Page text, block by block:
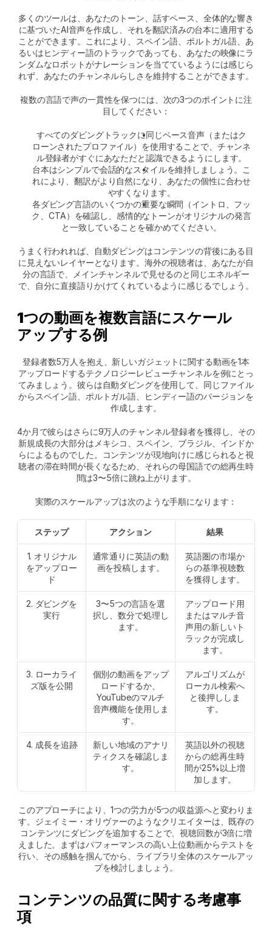
多くのツールは、あなたのトーン、話すペース、全体的な響き
に基づいたAI音声を作成し、それを翻訳済みの台本に適用する
ことができます。これにより、スペイン語、ポルトガル語、あ
るいはヒンディー語のトラックであっても、あなたの映像にラ
ンダムなロボットがナレーションを当てているようには感じら
れず、あなたのチャンネルらしさを維持することができます。
複数の言語で声の一貫性を保つには、次の3つのポイントに注
目してください：
すべてのダビングトラックに同じベース音声（またはク
ローンされたプロファイル）を使用することで、チャンネ
ル登録者がすぐにあなただと認識できるようにします。
台本はシンプルで会話的なスタイルを維持しましょう。こ
れにより、翻訳がより自然になり、あなたの個性に合わせ
やすくなります。
各ダビング言語のいくつかの重要な瞬間（イントロ、フッ
ク、CTA）を確認し、感情的なトーンがオリジナルの発言
と一致していることを確かめてください。
うまく行われれば、自動ダビングはコンテンツの背後にある目
に見えないレイヤーとなります。海外の視聴者は、あなたが自
分の言語で、メインチャンネルで見せるのと同じエネルギー
で、自分に直接語りかけてくれているように感じるでしょう。
1つの動画を複数言語にスケール
アップする例
登録者数5万人を抱え、新しいガジェットに関する動画を1本
アップロードするテクノロジーレビューチャンネルを例にとっ
てみましょう。彼らは自動ダビングを使用して、同じファイル
からスペイン語、ポルトガル語、ヒンディー語のバージョンを
作成します。
4か月で彼らはさらに9万人のチャンネル登録者を獲得し、その
新規成長の大部分はメキシコ、スペイン、ブラジル、インドか
らによるものでした。コンテンツが現地向けに感じられると視
聴者の滞在時間が長くなるため、それらの母国語での総再生時
間は3〜5倍に跳ね上がります。
実際のスケールアップは次のような手順になります：
ステップ アクション 結果
1. オリジナル
をアップロー
ド
通常通りに英語の動
画を投稿します。
英語圏の市場か
らの基準視聴数
を獲得します。
2. ダビングを
実行
3〜5つの言語を選
択し、数分で処理し
ます。
アップロード用
またはマルチ音
声用の新しいト
ラックが完成し
ます。
3. ローカライ
ズ版を公開
個別の動画をアップ
ロードするか、
YouTubeのマルチ
音声機能を使用しま
す。
アルゴリズムが
ローカル検索へ
と後押ししま
す。
4. 成長を追跡
新しい地域のアナリ
ティクスを確認しま
す。
英語以外の視聴
からの総再生時
間が25%以上増
加します。
このアプローチにより、1つの労力が5つの収益源へと変わりま
す。ジェイミー・オリヴァーのようなクリエイターは、既存の
コンテンツにダビングを追加することで、視聴回数が3倍に増
えました。まずはパフォーマンスの高い上位動画からテストを
行い、その感触を掴んでから、ライブラリ全体のスケールアッ
プを検討しましょう。
コンテンツの品質に関する考慮事
項